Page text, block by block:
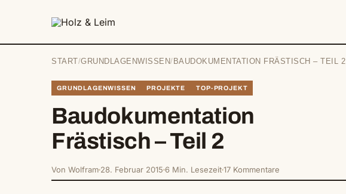
START /GRUNDLAGENWISSEN/ BAUDOKUMENTATION FRÄSTISCH – TEIL 2
GRUNDLAGENWISSEN PROJEKTE TOP-PROJEKT
Baudokumentation
Frästisch – Teil 2
Von Wolfram 28. Februar 2015 6 Min. Lesezeit17 Kommentare